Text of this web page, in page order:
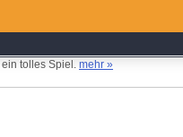
13:49
tolles Spiel. mehr »
Save and communicate